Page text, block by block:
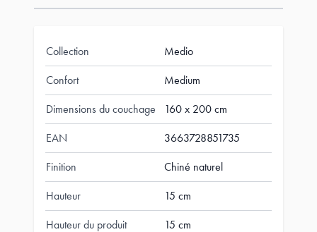
Collection Medio
Confort Medium
Dimensions du couchage 160 x 200 cm
EAN 3663728851735
Finition Chiné naturel
Hauteur 15 cm
Hauteur du produit 15 cm